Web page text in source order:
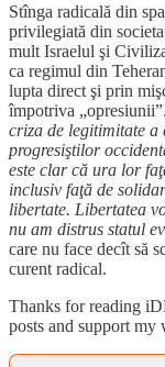
Stînga radicală din
privilegiată din
mult Israelul şi
ca regimul din
lupta direct şi prin
împotriva
criza de legitimitate
progresiştilor
este clar că ura lor
inclusiv faţă de
libertate. Libertatea
nu am distrus statul
care nu face decît să
curent radical.
Thanks for reading
posts and support my